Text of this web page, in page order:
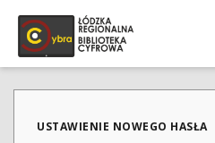
USTAWIENIE NOWEGO HASŁA